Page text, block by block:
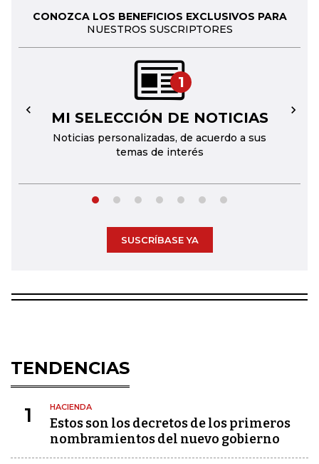
CONOZCA LOS BENEFICIOS EXCLUSIVOS PARA
NUESTROS SUSCRIPTORES
1
MI SELECCIÓN DE NOTICIAS
Noticias personalizadas, de acuerdo a sus
temas de interés
← →
SUSCRÍBASE YA
TENDENCIAS
1 HACIENDA
Estos son los decretos de los primeros
nombramientos del nuevo gobierno